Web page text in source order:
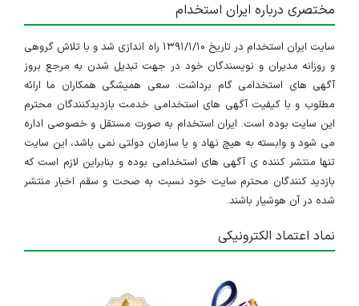
مختصری درباره ایران استخدام
سایت ایران استخدام در تاریخ ۱۳۹۱/۱/۱۰ راه اندازی شد و با تلاش گروهی
و روزانه مدیران و نویسندگان خود در جهت تبدیل شدن به مرجع بروز
آگهی های استخدامی گام برداشت. سعی همیشگی همکاران ما ارائه
مطلوب و با کیفیت آگهی های استخدامی خدمت بازدیدکنندگان محترم
این سایت بوده است. ایران استخدام به صورت مستقل و خصوصی اداره
می شود و وابسته به هیچ نهاد و یا سازمان دولتی نمی باشد، این سایت
تنها منتشر کننده ی آگهی های استخدامی بوده و بنابراین لازم است که
بازدید کنندگان محترم سایت خود نسبت به صحت و سقم اخبار منتشر
شده در آن هوشیار باشند.
نماد اعتماد الکترونیکی